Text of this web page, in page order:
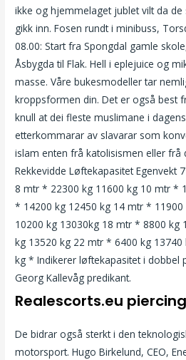
ikke og hjemmelaget jublet vilt da
gikk inn. Fosen rundt i minibuss,
08.00: Start fra Spongdal gamle
Åsbygda til Flak. Hell i eplejuice og
masse. Våre bukesmodeller tar
kroppsformen din. Det er også best
knull at dei fleste muslimane i
etterkommarar av slavarar som
islam enten frå katolisismen eller frå
Rekkevidde Løftekapasitet Egenvekt
8 mtr * 22300 kg 11600 kg 10 mtr *
* 14200 kg 12450 kg 14 mtr *
10200 kg 13030kg 18 mtr * 8800 kg
kg 13520 kg 22 mtr * 6400 kg
kg * Indikerer løftekapasitet i dobbel
Georg Kallevåg predikant.
Realescorts.eu
De bidrar også sterkt i den
motorsport. Hugo Birkelund, CEO,